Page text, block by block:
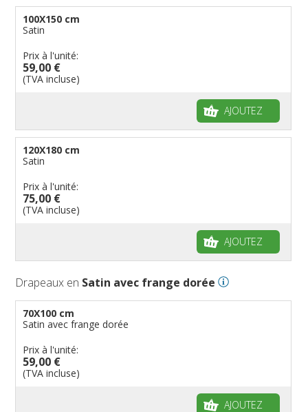
100X150 cm
Satin
Prix à l'unité:
59,00 €
(TVA incluse)
AJOUTEZ
120X180 cm
Satin
Prix à l'unité:
75,00 €
(TVA incluse)
AJOUTEZ
Drapeaux en Satin avec frange dorée
70X100 cm
Satin avec frange dorée
Prix à l'unité:
59,00 €
(TVA incluse)
AJOUTEZ